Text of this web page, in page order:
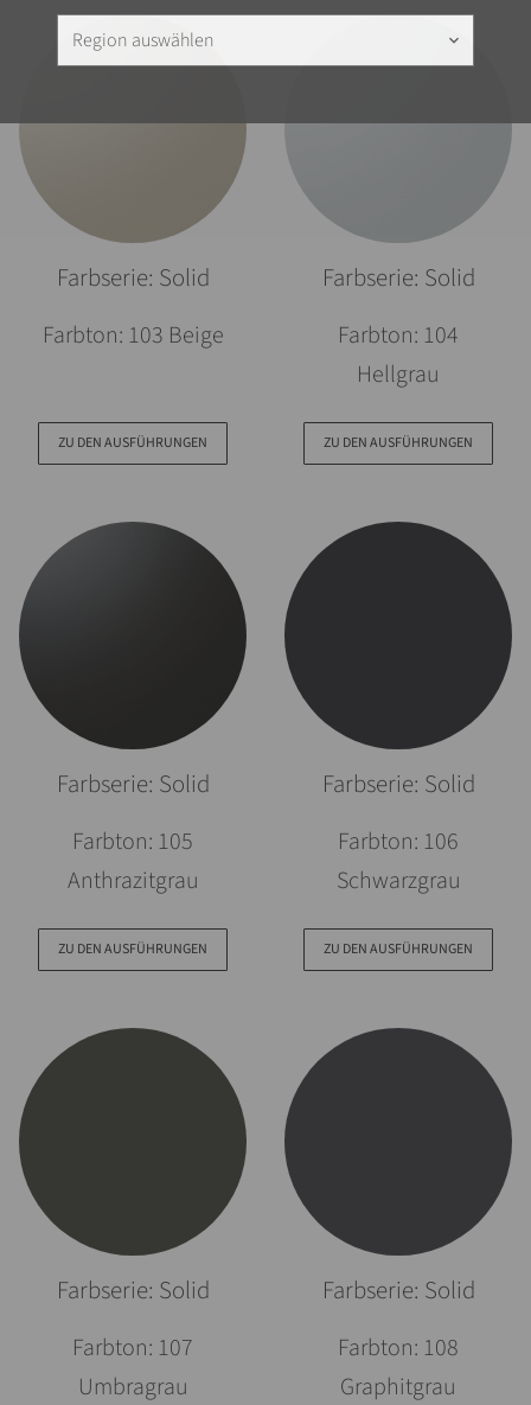
Region auswählen keyboard_arrow_down
Farbserie: Solid
Farbton: 103 Beige
ZU DEN AUSFÜHRUNGEN
Farbserie: Solid
Farbton: 104
Hellgrau
ZU DEN AUSFÜHRUNGEN
Farbserie: Solid
Farbton: 105
Anthrazitgrau
ZU DEN AUSFÜHRUNGEN
Farbserie: Solid
Farbton: 106
Schwarzgrau
ZU DEN AUSFÜHRUNGEN
Farbserie: Solid
Farbton: 107
Umbragrau
Farbserie: Solid
Farbton: 108
Graphitgrau